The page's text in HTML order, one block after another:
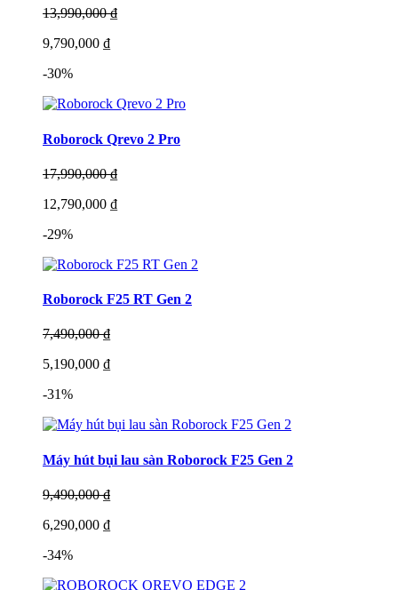
13,990,000 ₫
9,790,000 ₫
-30%
Roborock Qrevo 2 Pro
17,990,000 ₫
12,790,000 ₫
-29%
Roborock F25 RT Gen 2
7,490,000 ₫
5,190,000 ₫
-31%
Máy hút bụi lau sàn Roborock F25 Gen 2
9,490,000 ₫
6,290,000 ₫
-34%